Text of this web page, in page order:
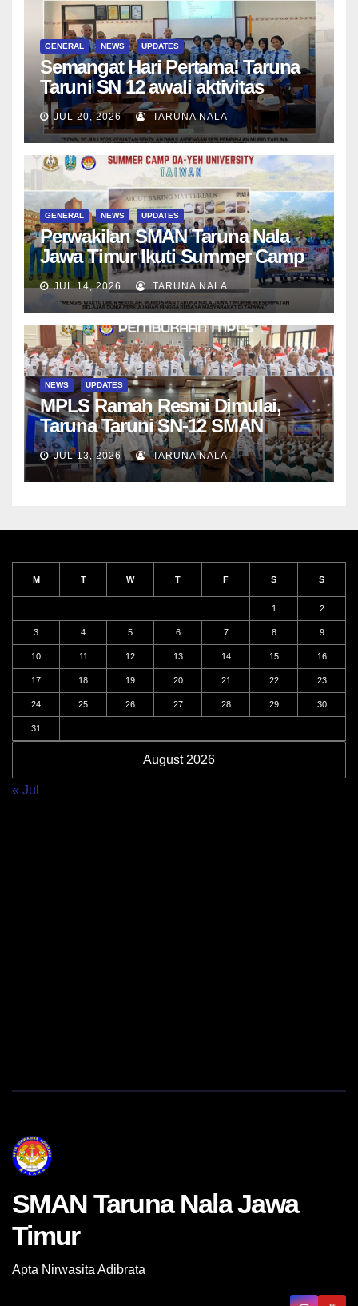
GENERAL NEWS UPDATES
Semangat Hari Pertama! Taruna
Taruni SN 12 awali aktivitas
bersama Wali Kelas dan Tes
Asesmen Diagnostik
JUL 20, 2026 TARUNA NALA
GENERAL NEWS UPDATES
Perwakilan SMAN Taruna Nala
Jawa Timur Ikuti Summer Camp
di Da-Yeh University, Taiwan
JUL 14, 2026 TARUNA NALA
NEWS UPDATES
MPLS Ramah Resmi Dimulai,
Taruna Taruni SN-12 SMAN
Taruna Nala Jawa Timur Siap
Menjalani Tahun Ajaran Baru
JUL 13, 2026 TARUNA NALA
August 2026
M T W T F S S
1 2
3 4 5 6 7 8 9
10 11 12 13 14 15 16
17 18 19 20 21 22 23
24 25 26 27 28 29 30
31
« Jul
SMAN Taruna Nala Jawa
Timur
Apta Nirwasita Adibrata